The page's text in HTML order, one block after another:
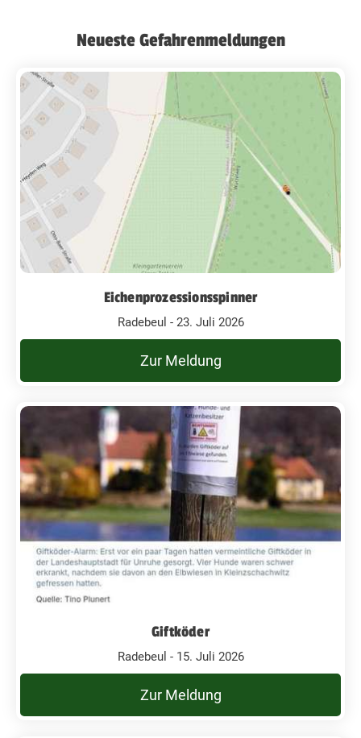
Neueste Gefahrenmeldungen
Eichenprozessionsspinner
Radebeul - 23. Juli 2026
Zur Meldung
Giftköder
Radebeul - 15. Juli 2026
Zur Meldung